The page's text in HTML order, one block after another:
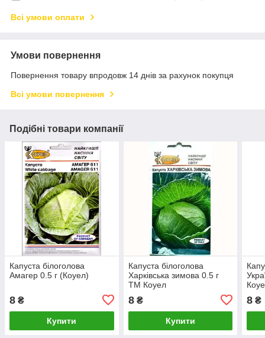
Всі умови оплати
Умови повернення
Повернення товару впродовж 14 днів за рахунок покупця
Всі умови повернення
Подібні товари компанії
Капуста білоголова
Амагер 0.5 г (Коуел)
8 ₴
Купити
Капуста білоголова
Харківська зимова 0.5 г
ТМ Коуел
8₴
Купити
8 ₴